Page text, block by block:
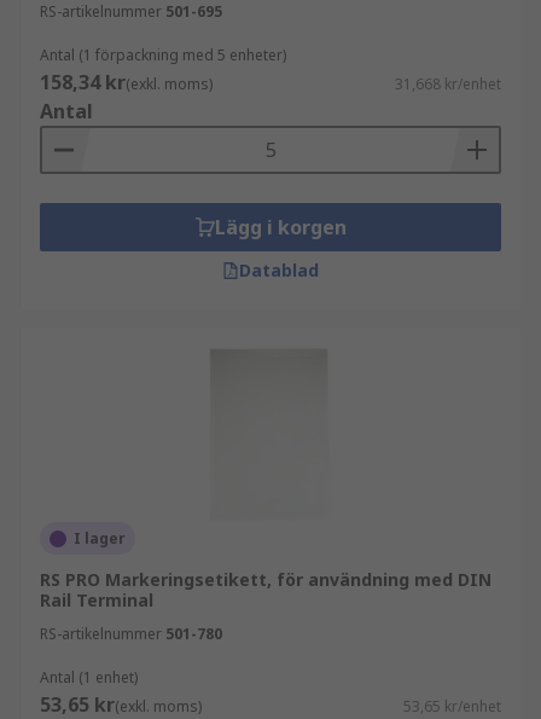
RS-artikelnummer 501-695
Antal (1 förpackning med 5 enheter)
158,34 kr(exkl. moms) 31,668 kr/enhet
Antal
Lägg i korgen
Datablad
I lager
RS PRO Markeringsetikett, för användning med DIN
Rail Terminal
RS-artikelnummer 501-780
Antal (1 enhet)
53,65 kr(exkl. moms) 53,65 kr/enhet